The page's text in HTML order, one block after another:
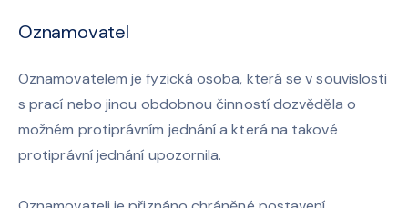
Oznamovatel
Oznamovatelem je fyzická osoba, která se v souvislosti
s prací nebo jinou obdobnou činností dozvěděla o
možném protiprávním jednání a která na takové
protiprávní jednání upozornila.